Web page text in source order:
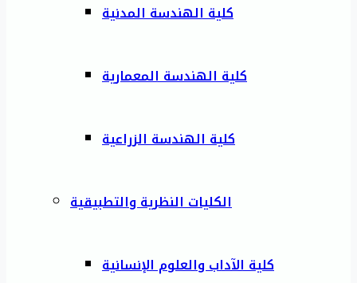
كلية الهندسة المدنية
كلية الهندسة المعمارية
كلية الهندسة الزراعية
الكليات النظرية والتطبيقية
كلية الآداب والعلوم الإنسانية